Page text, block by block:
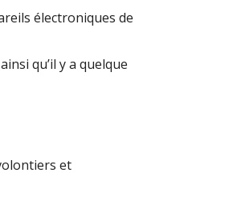
électroniques de
qu’il y a quelque
et